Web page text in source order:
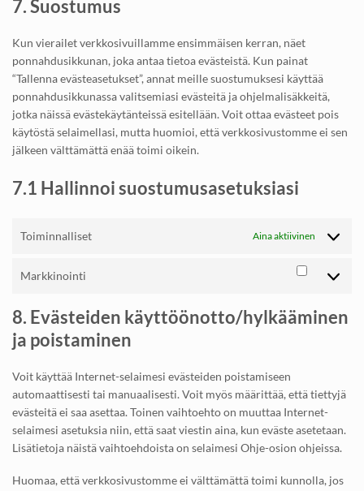
7. Suostumus
Kun vierailet verkkosivuillamme ensimmäisen kerran, näet
ponnahdusikkunan, joka antaa tietoa evästeistä. Kun painat
“Tallenna evästeasetukset”, annat meille suostumuksesi käyttää
ponnahdusikkunassa valitsemiasi evästeitä ja ohjelmalisäkkeitä,
jotka näissä evästekäytänteissä esitellään. Voit ottaa evästeet pois
käytöstä selaimellasi, mutta huomioi, että verkkosivustomme ei sen
jälkeen välttämättä enää toimi oikein.
7.1 Hallinnoi suostumusasetuksiasi
Toiminnalliset Aina aktiivinen
Markkinointi
8. Evästeiden käyttöönotto/hylkääminen
ja poistaminen
Voit käyttää Internet-selaimesi evästeiden poistamiseen
automaattisesti tai manuaalisesti. Voit myös määrittää, että tiettyjä
evästeitä ei saa asettaa. Toinen vaihtoehto on muuttaa Internet-
selaimesi asetuksia niin, että saat viestin aina, kun eväste asetetaan.
Lisätietoja näistä vaihtoehdoista on selaimesi Ohje-osion ohjeissa.
Huomaa, että verkkosivustomme ei välttämättä toimi kunnolla, jos